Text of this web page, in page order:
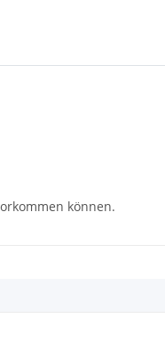
können.